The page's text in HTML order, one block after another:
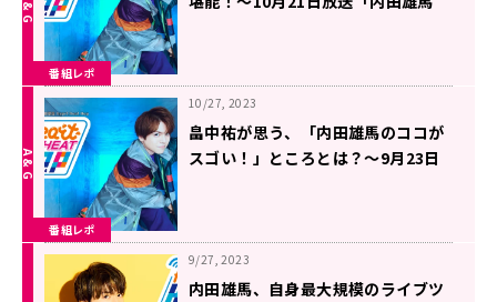
番組レポ
番組レポ
10/27, 2023
畠中祐が思う、「内田雄馬のココが
スゴい！」ところとは？～9月23日
9/27, 2023
内田雄馬、自身最大規模のライブツ